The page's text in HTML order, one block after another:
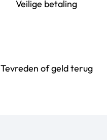
Veilige betaling
Tevreden of geld terug